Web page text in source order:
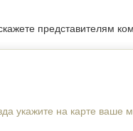
представителям
укажите на карте ваше